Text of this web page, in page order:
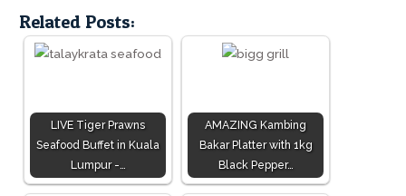
Related Posts:
LIVE Tiger Prawns
Seafood Buffet in Kuala
Lumpur -…
AMAZING Kambing
Bakar Platter with 1kg
Black Pepper…